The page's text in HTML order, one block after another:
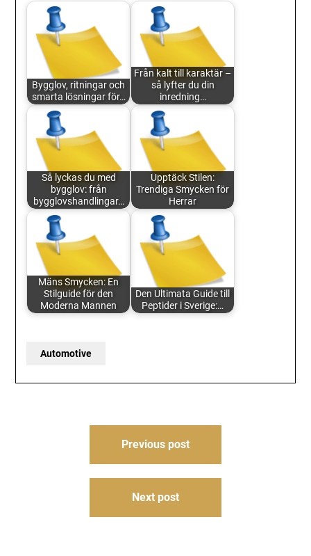
Bygglov, ritningar och
smarta lösningar för…
Från kalt till karaktär –
så lyfter du din
inredning…
Så lyckas du med
bygglov: från
bygglovshandlingar…
Upptäck Stilen:
Trendiga Smycken för
Herrar
Mäns Smycken: En
Stilguide för den
Moderna Mannen
Den Ultimata Guide till
Peptider i Sverige:…
Automotive
Previous post
Next post